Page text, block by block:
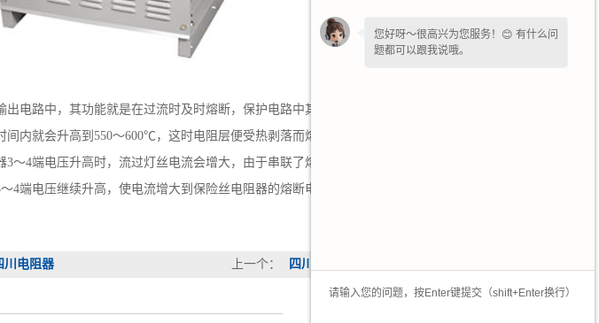
电路中，其功能就是在过流时及时熔断，保护电路中其他元件免受损坏。在电路负载发生短
间内就会升高到550～600℃，这时电阻层便受热剥落而熔断，起到保险作用，保护整机安全。
～4端电压升高时，流过灯丝电流会增大，由于串联了熔断电阻器R。和R。，故起到了限制电
端电压继续升高，使电流增大到保险丝电阻器的熔断电流值时，R，和R：便立即被烧断，从
上一个： 四川变频制动电阻柜
川电阻器
您好呀～很高兴为您服务！😊 有什么问
题都可以跟我说哦。